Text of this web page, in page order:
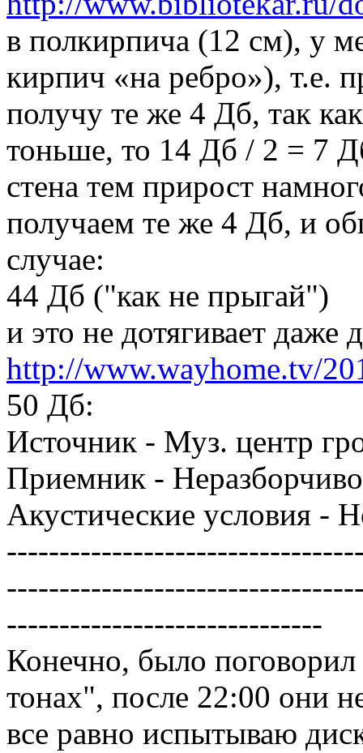
в полкирпича (12 см), у
кирпич «на ребро»), т.е.
получу те же 4 Дб, так
тоньше, то 14 Дб / 2 = 7
стена тем прирост
получаем те же 4 Дб, и
случае:
44 Дб ("как не прыгай")
и это не дотягивает даже
http://www.wayhome.tv/
50 Дб:
Источник - Муз. центр
Приемник - Неразборчиво
Акустические условия -
------------------------------
Конечно, было
тонах", после 22:00 они
все равно испытываю